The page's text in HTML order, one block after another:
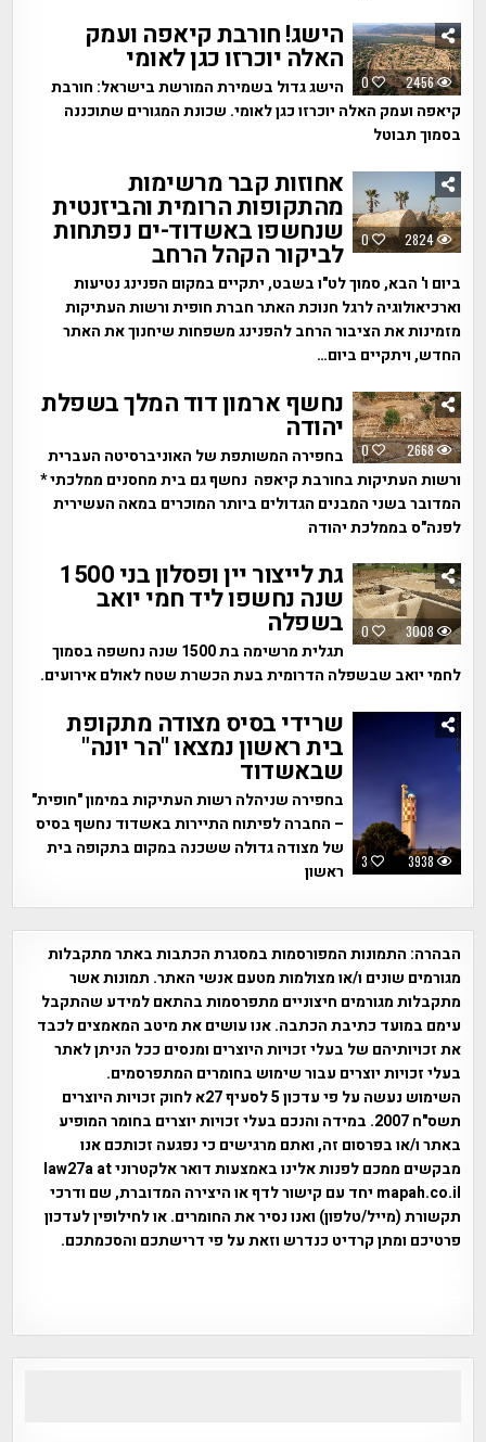
0 2456
הישג! חורבת קיאפה ועמק
האלה יוכרזו כגן לאומי
הישג גדול בשמירת המורשת בישראל: חורבת
קיאפה ועמק האלה יוכרזו כגן לאומי. שכונת המגורים שתוכננה
בסמוך תבוטל
0 2824
אחוזות קבר מרשימות
מהתקופות הרומית והביזנטית
שנחשפו באשדוד-ים נפתחות
לביקור הקהל הרחב
ביום ו' הבא, סמוך לט"ו בשבט, יתקיים במקום הפנינג נטיעות
וארכיאולוגיה לרגל חנוכת האתר חברת חופית ורשות העתיקות
מזמינות את הציבור הרחב להפנינג משפחות שיחנוך את האתר
החדש, ויתקיים ביום…
0 2668
נחשף ארמון דוד המלך בשפלת
יהודה
בחפירה המשותפת של האוניברסיטה העברית
ורשות העתיקות בחורבת קיאפה נחשף גם בית מחסנים ממלכתי *
המדובר בשני המבנים הגדולים ביותר המוכרים במאה העשירית
לפנה"ס בממלכת יהודה
0 3008
גת לייצור יין ופסלון בני 1500
שנה נחשפו ליד חמי יואב
בשפלה
תגלית מרשימה בת 1500 שנה נחשפה בסמוך
לחמי יואב שבשפלה הדרומית בעת הכשרת שטח לאולם אירועים.
3 3938
שרידי בסיס מצודה מתקופת
בית ראשון נמצאו "הר יונה"
שבאשדוד
בחפירה שניהלה רשות העתיקות במימון "חופית"
– החברה לפיתוח התיירות באשדוד נחשף בסיס
של מצודה גדולה ששכנה במקום בתקופה בית
ראשון
הבהרה: התמונות המפורסמות במסגרת הכתבות באתר מתקבלות
מגורמים שונים ו/או מצולמות מטעם אנשי האתר. תמונות אשר
מתקבלות מגורמים חיצוניים מתפרסמות בהתאם למידע שהתקבל
עימם במועד כתיבת הכתבה. אנו עושים את מיטב המאמצים לכבד
את זכויותיהם של בעלי זכויות היוצרים ומנסים ככל הניתן לאתר
בעלי זכויות יוצרים עבור שימוש בחומרים המתפרסמים.
השימוש נעשה על פי עדכון 5 לסעיף 27א לחוק זכויות היוצרים
תשס"ח 2007. במידה והנכם בעלי זכויות יוצרים בחומר המופיע
באתר ו/או בפרסום זה, ואתם מרגישים כי נפגעה זכותכם אנו
מבקשים ממכם לפנות אלינו באמצעות דואר אלקטרוני law27a at
mapah.co.il יחד עם קישור לדף או היצירה המדוברת, שם ודרכי
תקשורת (מייל/טלפון) ואנו נסיר את החומרים. או לחילופין לעדכון
פרטיכם ומתן קרדיט כנדרש וזאת על פי דרישתכם והסכמתכם.